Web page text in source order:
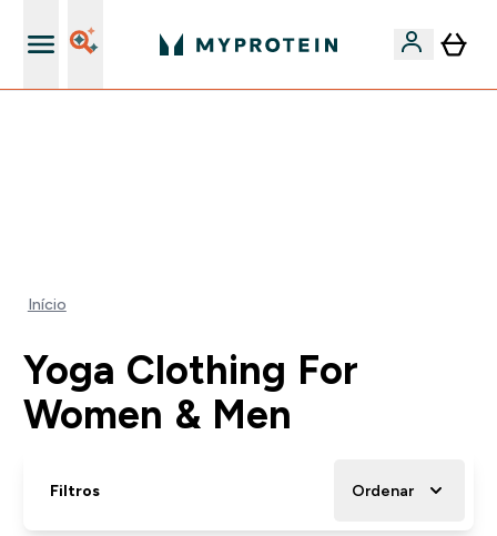
Início
Yoga Clothing For
Women & Men
Filtros Ordenar